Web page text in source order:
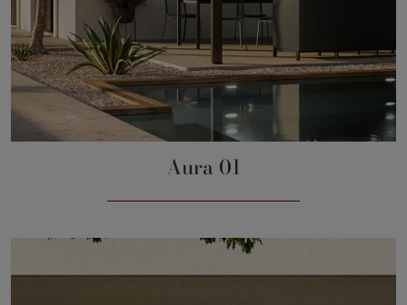
Aura 01